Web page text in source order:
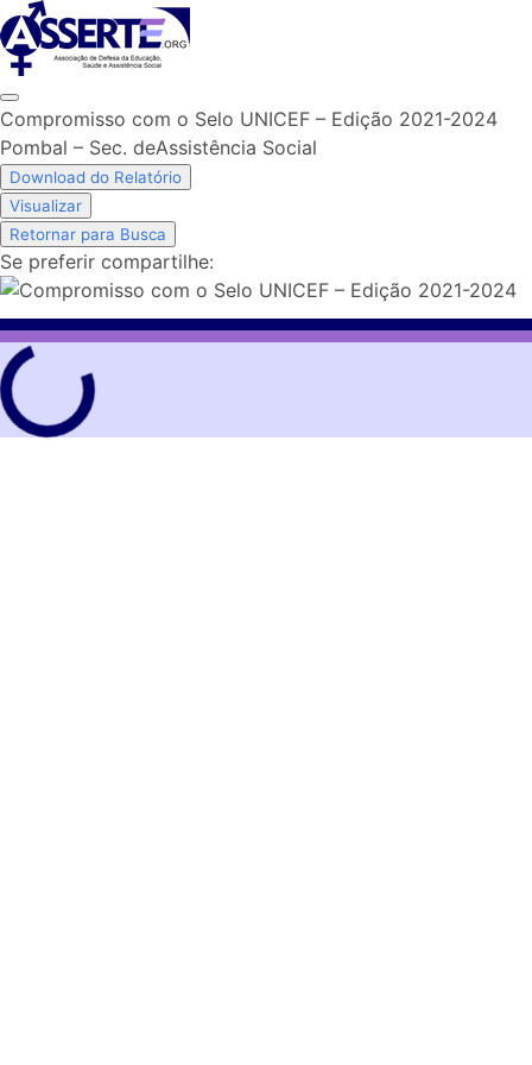
Skip
to
content
Compromisso com o Selo UNICEF – Edição 2021-2024
Pombal – Sec. deAssistência Social
Download do Relatório
Visualizar
Retornar para Busca
Se preferir compartilhe: